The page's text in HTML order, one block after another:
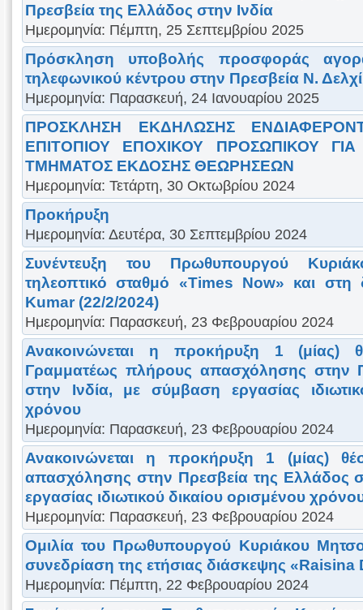
Πρεσβεία της Ελλάδος στην Ινδία
Ημερομηνία: Πέμπτη, 25 Σεπτεμβρίου 2025
Πρόσκληση υποβολής προσφοράς
τηλεφωνικού κέντρου στην Πρεσβεία Ν. Δελχί
Ημερομηνία: Παρασκευή, 24 Ιανουαρίου 2025
ΠΡΟΣΚΛΗΣΗ ΕΚΔΗΛΩΣΗΣ
ΕΠΙΤΟΠΙΟΥ ΕΠΟΧΙΚΟΥ ΠΡΟΣΩΠΙΚΟΥ
ΤΜΗΜΑΤΟΣ ΕΚΔΟΣΗΣ ΘΕΩΡΗΣΕΩΝ
Ημερομηνία: Τετάρτη, 30 Οκτωβρίου 2024
Προκήρυξη
Ημερομηνία: Δευτέρα, 30 Σεπτεμβρίου 2024
Συνέντευξη του Πρωθυπουργού
τηλεοπτικό σταθμό «Times Now» και
Kumar (22/2/2024)
Ημερομηνία: Παρασκευή, 23 Φεβρουαρίου 2024
Ανακοινώνεται η προκήρυξη 1 (μίας)
Γραμματέως πλήρους απασχόλησης στην
στην Ινδία, με σύμβαση εργασίας
χρόνου
Ημερομηνία: Παρασκευή, 23 Φεβρουαρίου 2024
Ανακοινώνεται η προκήρυξη 1 (μίας)
απασχόλησης στην Πρεσβεία της Ελλάδος
εργασίας ιδιωτικού δικαίου ορισμένου
Ημερομηνία: Παρασκευή, 23 Φεβρουαρίου 2024
Ομιλία του Πρωθυπουργού Κυριάκου
συνεδρίαση της ετήσιας διάσκεψης «Raisina
Ημερομηνία: Πέμπτη, 22 Φεβρουαρίου 2024